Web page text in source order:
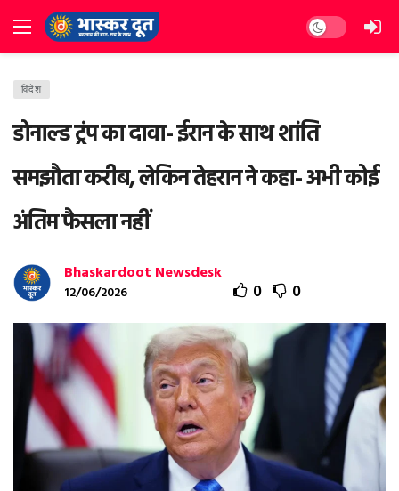
Dark mode
विदेश
डोनाल्ड ट्रंप का दावा- ईरान के साथ शांति
समझौता करीब, लेकिन तेहरान ने कहा- अभी कोई
अंतिम फैसला नहीं
Bhaskardoot Newsdesk
12/06/2026 0 0